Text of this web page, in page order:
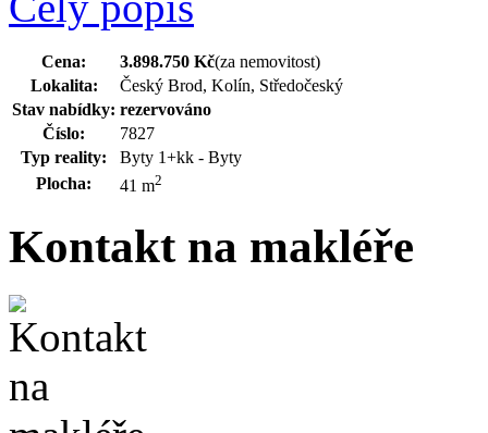
Cena: 3.898.750 Kč(za nemovitost)
Lokalita:
Český Brod, Kolín, Středočeský
Stav nabídky: rezervováno
Číslo:
7827
Typ reality:
Byty 1+kk - Byty
Plocha:
41 m2
Kontakt na makléře